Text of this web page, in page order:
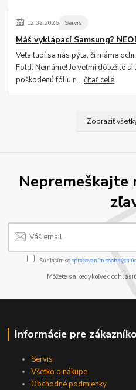
12.02.2026 Servis
Máš vyklápací Samsung?
Veľa ľudí sa nás pýta, či máme
Fold. Nemáme! Je veľmi dôležité
poškodenú fóliu n...čítať celé
Zobraziť
Nepremeškajte
Súhlasím sospracovaním osobných
Môžete sa kedykoľvek
Informácie pre
Servis
Všetko o nákupe
Obchodné podmienky